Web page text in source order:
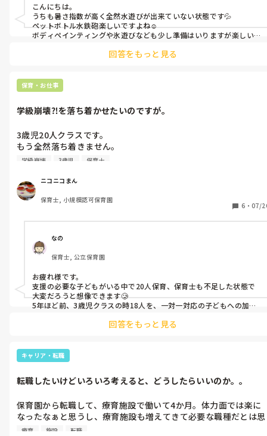
こんにちは。
うちも暑さ指数が高く全然水遊びが出来ていない状態です💦
ペットボトル水鉄砲楽しいですよね☺️
ボディペインティングや氷遊びなども少し準備はいりますが楽しい
回答をもっと見る
保育・お仕事
学級崩壊⁈を落ち着かせたいのですが。
3歳児20人クラスです。
もう全然落ち着きません。
支援の必要な子もいるのですが(市の巡回で保育者をつけるよう
っかりフォローできずで、その子が走りだすと、やんちゃ組が一
緒になってワーっ。
構って欲しい子は友だちに声かけて、したらダメと言われてるこ
とを注意してもしてもし続ける(例:電気を消す、テーブルの下に
入るなど)
ピアノを使おうとすると、邪魔しにくる。
もうどうしたもんだか…
ワチャワチャ組に手を取られて、おとなしい子たちをしっかり見
てあげられることができてない。そんなことを主任に伝えても保
育士の数も変わらず。
最低3人欲しいと伝えてるのですが、2人の時もあったり、1人の
時間もあります。
皆さんの園はどんな感じですか？
か？
学級崩壊 3歳児 保育士
ニコニコまん
保育士, 小規模認可保育園
6 ・ 07/
なの
保育士, 公立保育園
お疲れ様です。
支援の必要な子どもがいる中で20人保育、保育士も不足した状態で
大変だろうと想像できます🥲
5年ほど前、3歳児クラスの時18人を、一対一対応の子どもへの加配
は支援が必要とされた子どもは覚えているだけでも5人いて、物は投
やんちゃ組や他の子たちがつられるのもわかります💦
ニコニコまんさん、1人で保育する時間があるなんてつらすぎますね
先生についてもらっていました。(本来は一対一対応の子どもを支援
するはずの保育士でしたが、たくさんの子どもに個別対応していた
だいていました)
座って話を聞くこともままなりませんでしたが、メリハリをつけて
回答をもっと見る
キャリア・転職
転職したいけどいろいろ考えると、どうしたらいいのか。。
保育園から転職して、療育施設で働いて4か月。体力面では楽に
なったなぁと思うし、療育施設も増えてきて必要な職種だとは思
うのですが、やりがいをそこまで見つけられてないのかなぁ、や
療育 施設 転職